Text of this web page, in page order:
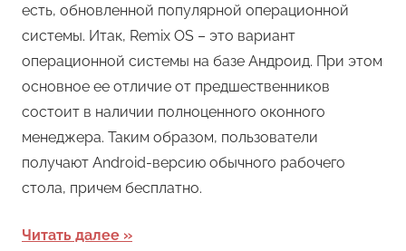
есть, обновленной популярной операционной
системы. Итак, Remix OS – это вариант
операционной системы на базе Андроид. При этом
основное ее отличие от предшественников
состоит в наличии полноценного оконного
менеджера. Таким образом, пользователи
получают Android-версию обычного рабочего
стола, причем бесплатно.
Читать далее